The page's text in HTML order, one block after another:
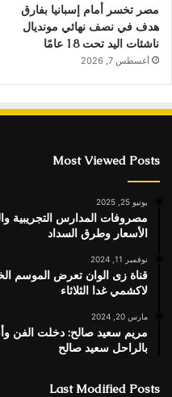
مصر تخسر أمام إسبانيا بفارق
هدف في نصف نهائي مونديال
ناشئات اليد تحت 18 عامًا
أغسطس 7, 2026
Most Viewed Posts
يونيو 25, 2025
الأسعار وطرق السداد
نوفمبر 11, 2024
قناة زى الوان تعرض الموسم
لاكشمي غدا الثلاثاء
مارس 20, 2024
بالراحل سعيد صالح
Last Modified Posts